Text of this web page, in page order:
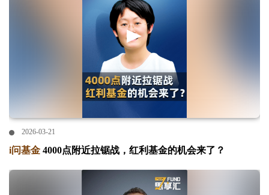
2026-03-21
i问基金 4000点附近拉锯战，红利基金的机会来了？